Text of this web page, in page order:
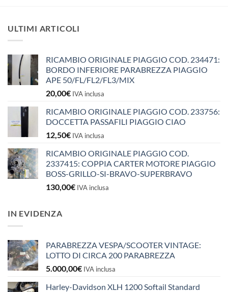
ULTIMI ARTICOLI
RICAMBIO ORIGINALE PIAGGIO COD. 234471:
BORDO INFERIORE PARABREZZA PIAGGIO
APE 50/FL/FL2/FL3/MIX
20,00€ IVA inclusa
RICAMBIO ORIGINALE PIAGGIO COD. 233756:
DOCCETTA PASSAFILI PIAGGIO CIAO
12,50€ IVA inclusa
RICAMBIO ORIGINALE PIAGGIO COD.
2337415: COPPIA CARTER MOTORE PIAGGIO
BOSS-GRILLO-SI-BRAVO-SUPERBRAVO
130,00€ IVA inclusa
IN EVIDENZA
PARABREZZA VESPA/SCOOTER VINTAGE:
LOTTO DI CIRCA 200 PARABREZZA
5.000,00€ IVA inclusa
Harley-Davidson XLH 1200 Softail Standard